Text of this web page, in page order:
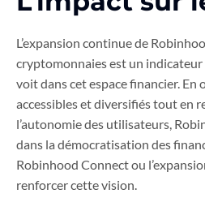
L’expansion continue de
cryptomonnaies est un indicateur
voit dans cet espace financier. En
accessibles et diversifiés tout en
l’autonomie des utilisateurs,
dans la démocratisation des
Robinhood Connect ou
renforcer cette vision.